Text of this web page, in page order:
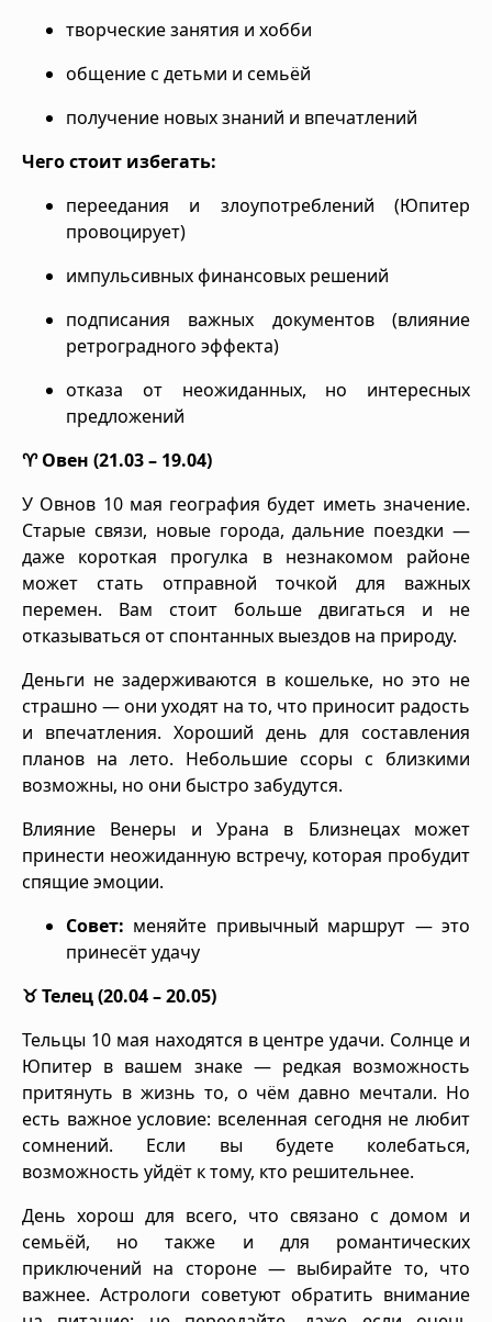
творческие занятия и хобби
общение с детьми и семьёй
получение новых знаний и впечатлений
Чего стоит избегать:
переедания и злоупотреблений (Юпитер
провоцирует)
импульсивных финансовых решений
подписания важных документов (влияние
ретроградного эффекта)
отказа от неожиданных, но интересных
предложений
♈ Овен (21.03 – 19.04)
У Овнов 10 мая география будет иметь значение.
Старые связи, новые города, дальние поездки —
даже короткая прогулка в незнакомом районе
может стать отправной точкой для важных
перемен. Вам стоит больше двигаться и не
отказываться от спонтанных выездов на природу.
Деньги не задерживаются в кошельке, но это не
страшно — они уходят на то, что приносит радость
и впечатления. Хороший день для составления
планов на лето. Небольшие ссоры с близкими
возможны, но они быстро забудутся.
Влияние Венеры и Урана в Близнецах может
принести неожиданную встречу, которая пробудит
спящие эмоции.
Совет: меняйте привычный маршрут — это
принесёт удачу
♉ Телец (20.04 – 20.05)
Тельцы 10 мая находятся в центре удачи. Солнце и
Юпитер в вашем знаке — редкая возможность
притянуть в жизнь то, о чём давно мечтали. Но
есть важное условие: вселенная сегодня не любит
сомнений. Если вы будете колебаться,
возможность уйдёт к тому, кто решительнее.
День хорош для всего, что связано с домом и
семьёй, но также и для романтических
приключений на стороне — выбирайте то, что
важнее. Астрологи советуют обратить внимание